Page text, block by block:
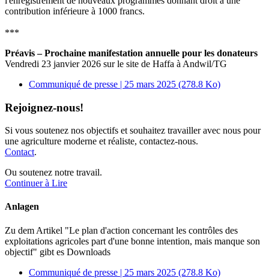
contribution inférieure à 1000 francs.
***
Préavis – Prochaine manifestation annuelle pour les donateurs
Vendredi 23 janvier 2026 sur le site de Haffa à Andwil/TG
Communiqué de presse | 25 mars 2025 (278.8 Ko)
Rejoignez-nous!
Si vous soutenez nos objectifs et souhaitez travailler avec nous pour
une agriculture moderne et réaliste, contactez-nous.
Contact.
Ou soutenez notre travail.
Continuer à Lire
Anlagen
Zu dem Artikel "Le plan d'action concernant les contrôles des
exploitations agricoles part d'une bonne intention, mais manque son
objectif" gibt es Downloads
Communiqué de presse | 25 mars 2025 (278.8 Ko)